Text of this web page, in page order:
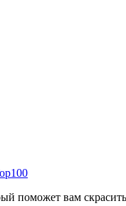
поможет вам